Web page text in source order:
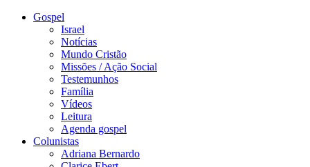
Gospel
Israel
Notícias
Mundo Cristão
Missões / Ação Social
Testemunhos
Família
Vídeos
Leitura
Agenda gospel
Colunistas
Adriana Bernardo